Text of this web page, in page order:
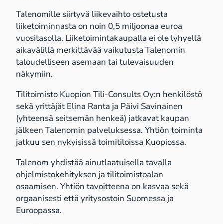
Talenomille siirtyvä liikevaihto ostetusta
liiketoiminnasta on noin 0,5 miljoonaa euroa
vuositasolla. Liiketoimintakaupalla ei ole lyhyellä
aikavälillä merkittävää vaikutusta Talenomin
taloudelliseen asemaan tai tulevaisuuden
näkymiin.
Tilitoimisto Kuopion Tili-Consults Oy:n henkilöstö
sekä yrittäjät Elina Ranta ja Päivi Savinainen
(yhteensä seitsemän henkeä) jatkavat kaupan
jälkeen Talenomin palveluksessa. Yhtiön toiminta
jatkuu sen nykyisissä toimitiloissa Kuopiossa.
Talenom yhdistää ainutlaatuisella tavalla
ohjelmistokehityksen ja tilitoimistoalan
osaamisen. Yhtiön tavoitteena on kasvaa sekä
orgaanisesti että yritysostoin Suomessa ja
Euroopassa.